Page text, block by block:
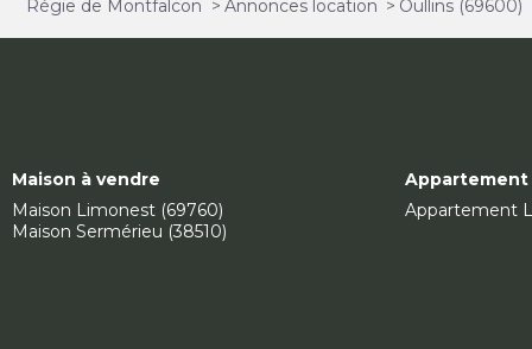
Régie de Montfalcon > Annonces location > Oullins (69600)
Maison à vendre
Maison Limonest (69760)
Maison Sermérieu (38510)
Appartement
Appartement